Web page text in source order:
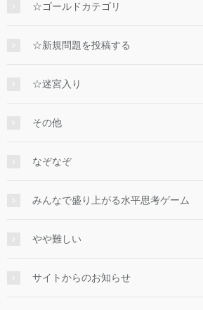
☆ゴールドカテゴリ
☆新規問題を投稿する
☆迷宮入り
その他
なぞなぞ
みんなで盛り上がる水平思考ゲーム
やや難しい
サイトからのお知らせ